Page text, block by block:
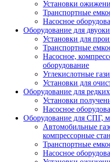
Установки
Транспортные
Насосное
Оборудование для
Установки для
Транспортные
Насосное,
оборудование
Углекислотные
Установки для
Оборудование для редких
Установки
Насосное
Оборудование для СПГ,
Автомобильные
компрессорные
Транспортные
Насосное